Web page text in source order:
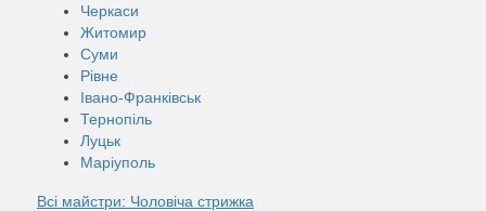
Черкаси
Житомир
Суми
Рівне
Івано-Франківськ
Тернопіль
Луцьк
Маріуполь
Всі майстри: Чоловіча стрижка